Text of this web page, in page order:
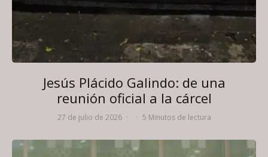
Jesús Plácido Galindo: de una
reunión oficial a la cárcel
27 de julio de 2026 · · 5 Minutos de lectura